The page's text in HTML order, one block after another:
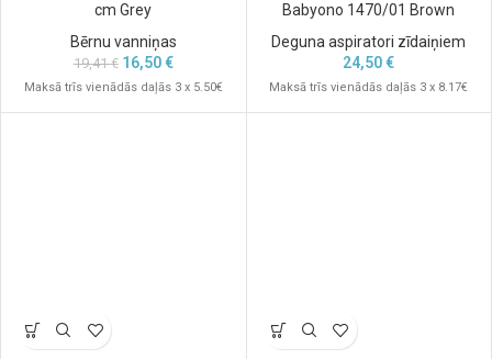
cm Grey
Bērnu vanniņas
19,41€ 16,50€
Maksā trīs vienādās daļās 3 x 5.50€
Babyono 1470/01 Brown
Deguna aspiratori zīdaiņiem
24,50€
Maksā trīs vienādās daļās 3 x 8.17€